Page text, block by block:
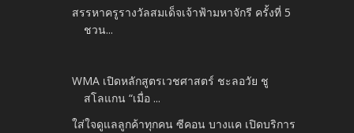
สรรหาครูรางวัลสมเด็จเจ้าฟ้ามหาจักรี ครั้งที่ 5
ชวน...
WMA เปิดหลักสูตรเวชศาสตร์ ชะลอวัย ชู
สโลแกน “เมื่อ ...
ใส่ใจดูแลลูกค้าทุกคน ซีคอน บางแค เปิดบริการ